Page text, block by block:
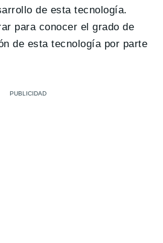
de esta tecnología.
para conocer el grado de
de esta tecnología por parte